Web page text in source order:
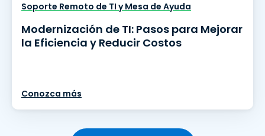
Soporte Remoto de TI y Mesa de Ayuda
Modernización de TI: Pasos para Mejorar
la Eficiencia y Reducir Costos
Conozca más